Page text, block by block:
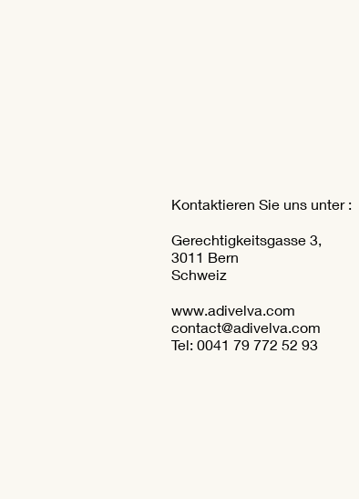
Kontaktieren Sie uns unter :
Gerechtigkeitsgasse 3,
3011 Bern
Schweiz
www.adivelva.com
contact@adivelva.com
Tel: 0041 79 772 52 93